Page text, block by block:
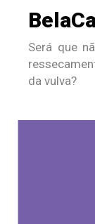
Será que
da vulva?